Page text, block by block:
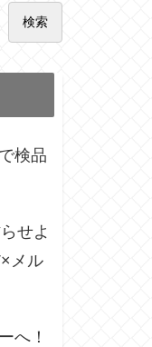
検索
検品
せよ
メル
へ！